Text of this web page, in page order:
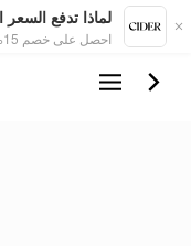
لماذا تدفع السعر
احصل على خصم 15% في التطبيق